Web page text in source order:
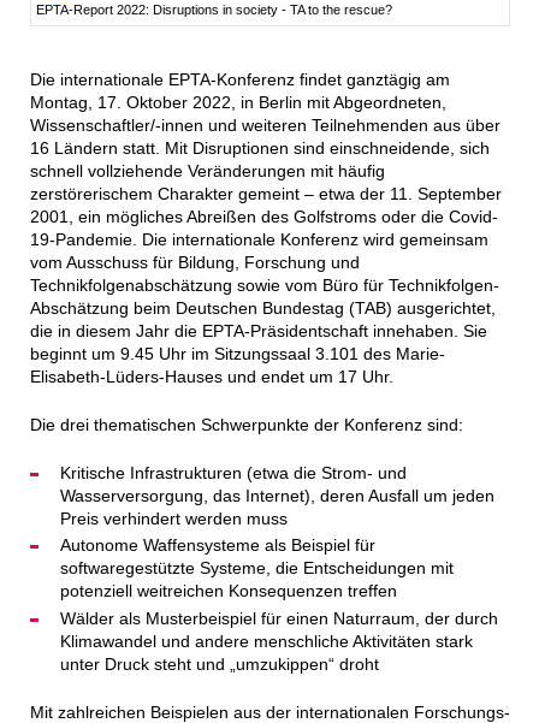
EPTA-Report 2022: Disruptions in society - TA to the rescue?
Die internationale EPTA-Konferenz findet ganztägig am
Montag, 17. Oktober 2022, in Berlin mit Abgeordneten,
Wissenschaftler/-innen und weiteren Teilnehmenden aus über
16 Ländern statt. Mit Disruptionen sind einschneidende, sich
schnell vollziehende Veränderungen mit häufig
zerstörerischem Charakter gemeint – etwa der 11. September
2001, ein mögliches Abreißen des Golfstroms oder die Covid-
19-Pandemie. Die internationale Konferenz wird gemeinsam
vom Ausschuss für Bildung, Forschung und
Technikfolgenabschätzung sowie vom Büro für Technikfolgen-
Abschätzung beim Deutschen Bundestag (TAB) ausgerichtet,
die in diesem Jahr die EPTA-Präsidentschaft innehaben. Sie
beginnt um 9.45 Uhr im Sitzungssaal 3.101 des Marie-
Elisabeth-Lüders-Hauses und endet um 17 Uhr.
Die drei thematischen Schwerpunkte der Konferenz sind:
Kritische Infrastrukturen (etwa die Strom- und
Wasserversorgung, das Internet), deren Ausfall um jeden
Preis verhindert werden muss
Autonome Waffensysteme als Beispiel für
softwaregestützte Systeme, die Entscheidungen mit
potenziell weitreichen Konsequenzen treffen
Wälder als Musterbeispiel für einen Naturraum, der durch
Klimawandel und andere menschliche Aktivitäten stark
unter Druck steht und „umzukippen“ droht
Mit zahlreichen Beispielen aus der internationalen Forschungs-